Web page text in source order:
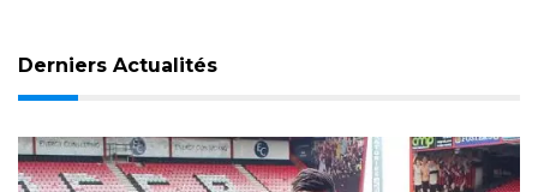
Derniers Actualités